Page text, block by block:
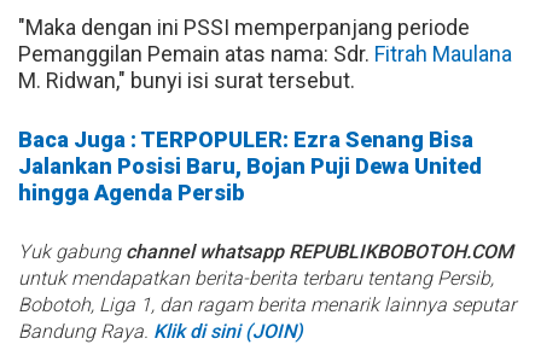
"Maka dengan ini PSSI memperpanjang periode
Pemanggilan Pemain atas nama: Sdr. Fitrah Maulana
M. Ridwan," bunyi isi surat tersebut.
Baca Juga : TERPOPULER: Ezra Senang Bisa
Jalankan Posisi Baru, Bojan Puji Dewa United
hingga Agenda Persib
Yuk gabung channel whatsapp REPUBLIKBOBOTOH.COM
untuk mendapatkan berita-berita terbaru tentang Persib,
Bobotoh, Liga 1, dan ragam berita menarik lainnya seputar
Bandung Raya. Klik di sini (JOIN)